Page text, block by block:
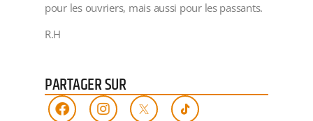
pour les ouvriers, mais aussi pour les passants.
R.H
PARTAGER SUR